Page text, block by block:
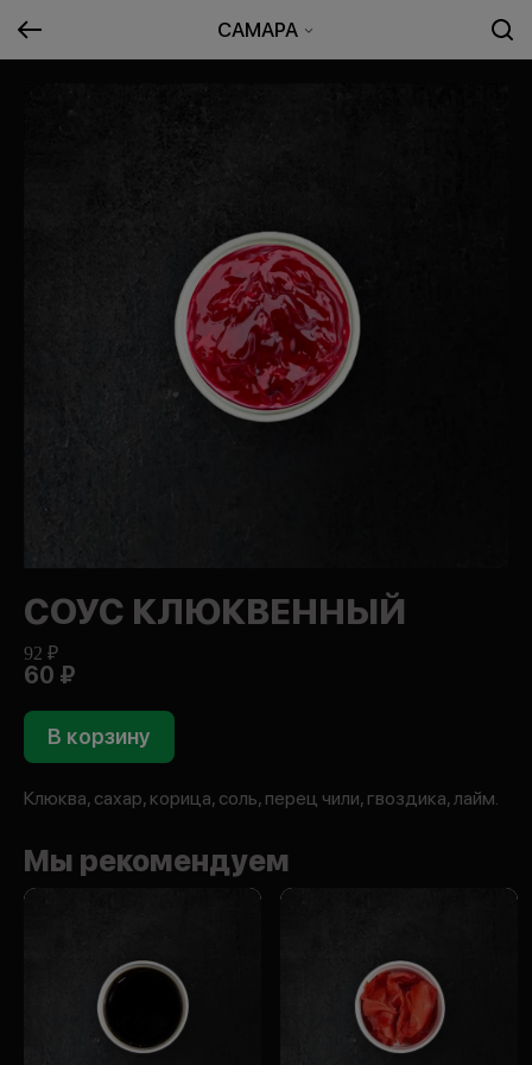
САМАРА
СОУС КЛЮКВЕННЫЙ
92 ₽
60 ₽
В корзину
Клюква, сахар, корица, соль, перец чили, гвоздика, лайм.
Мы рекомендуем